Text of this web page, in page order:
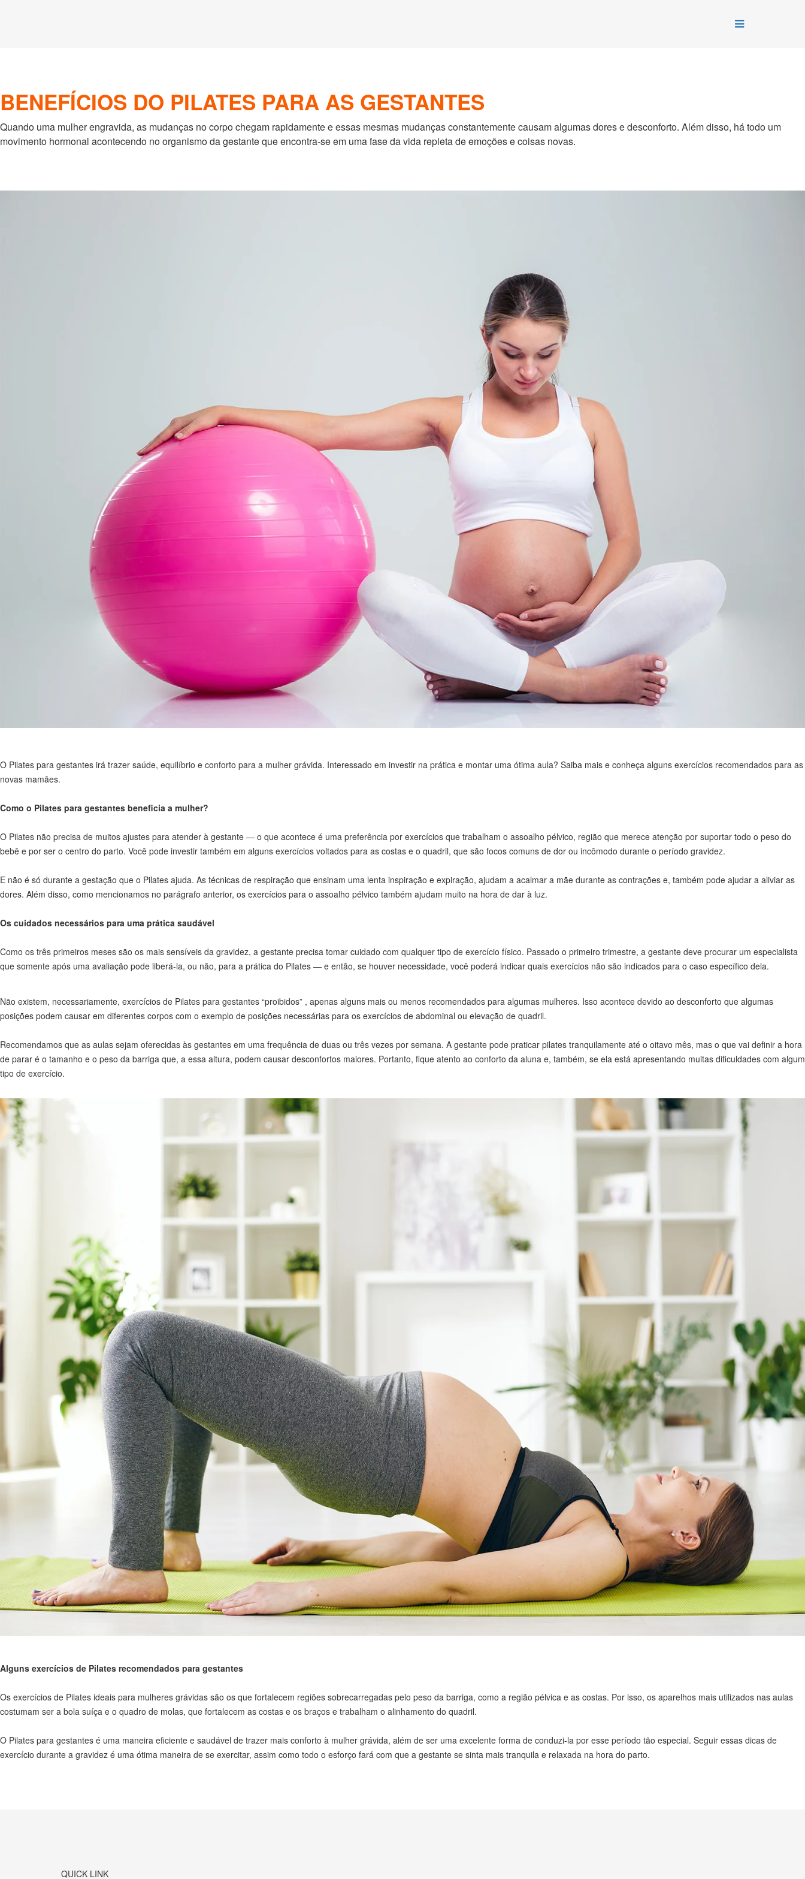
BENEFÍCIOS DO PILATES PARA AS GESTANTES
Quando uma mulher engravida, as mudanças no corpo chegam rapidamente e essas mesmas mudanças constantemente causam algumas dores e desconforto. Além disso, há todo um
movimento hormonal acontecendo no organismo da gestante que encontra-se em uma fase da vida repleta de emoções e coisas novas.
O Pilates para gestantes irá trazer saúde, equilíbrio e conforto para a mulher grávida. Interessado em investir na prática e montar uma ótima aula? Saiba mais e conheça alguns exercícios recomendados para as
novas mamães.
Como o Pilates para gestantes beneficia a mulher?
O Pilates não precisa de muitos ajustes para atender à gestante — o que acontece é uma preferência por exercícios que trabalham o assoalho pélvico, região que merece atenção por suportar todo o peso do
bebê e por ser o centro do parto. Você pode investir também em alguns exercícios voltados para as costas e o quadril, que são focos comuns de dor ou incômodo durante o período gravidez.
E não é só durante a gestação que o Pilates ajuda. As técnicas de respiração que ensinam uma lenta inspiração e expiração, ajudam a acalmar a mãe durante as contrações e, também pode ajudar a aliviar as
dores. Além disso, como mencionamos no parágrafo anterior, os exercícios para o assoalho pélvico também ajudam muito na hora de dar à luz.
Os cuidados necessários para uma prática saudável
Como os três primeiros meses são os mais sensíveis da gravidez, a gestante precisa tomar cuidado com qualquer tipo de exercício físico. Passado o primeiro trimestre, a gestante deve procurar um especialista
que somente após uma avaliação pode liberá-la, ou não, para a prática do Pilates — e então, se houver necessidade, você poderá indicar quais exercícios não são indicados para o caso específico dela.
Não existem, necessariamente, exercícios de Pilates para gestantes “proibidos” , apenas alguns mais ou menos recomendados para algumas mulheres. Isso acontece devido ao desconforto que algumas
posições podem causar em diferentes corpos com o exemplo de posições necessárias para os exercícios de abdominal ou elevação de quadril.
Recomendamos que as aulas sejam oferecidas às gestantes em uma frequência de duas ou três vezes por semana. A gestante pode praticar pilates tranquilamente até o oitavo mês, mas o que vai definir a hora
de parar é o tamanho e o peso da barriga que, a essa altura, podem causar desconfortos maiores. Portanto, fique atento ao conforto da aluna e, também, se ela está apresentando muitas dificuldades com algum
tipo de exercício.
Alguns exercícios de Pilates recomendados para gestantes
Os exercícios de Pilates ideais para mulheres grávidas são os que fortalecem regiões sobrecarregadas pelo peso da barriga, como a região pélvica e as costas. Por isso, os aparelhos mais utilizados nas aulas
costumam ser a bola suíça e o quadro de molas, que fortalecem as costas e os braços e trabalham o alinhamento do quadril.
O Pilates para gestantes é uma maneira eficiente e saudável de trazer mais conforto à mulher grávida, além de ser uma excelente forma de conduzi-la por esse período tão especial. Seguir essas dicas de
exercício durante a gravidez é uma ótima maneira de se exercitar, assim como todo o esforço fará com que a gestante se sinta mais tranquila e relaxada na hora do parto.
QUICK LINK